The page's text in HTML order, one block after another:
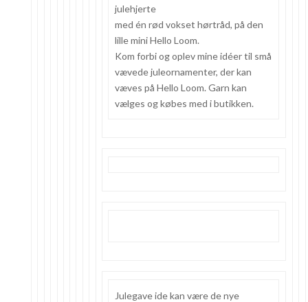
julehjerte
med én rød vokset hørtråd, på den
lille mini Hello Loom.
Kom forbi og oplev mine idéer til små
vævede juleornamenter, der kan
væves på Hello Loom. Garn kan
vælges og købes med i butikken.
Julegave ide kan være de nye